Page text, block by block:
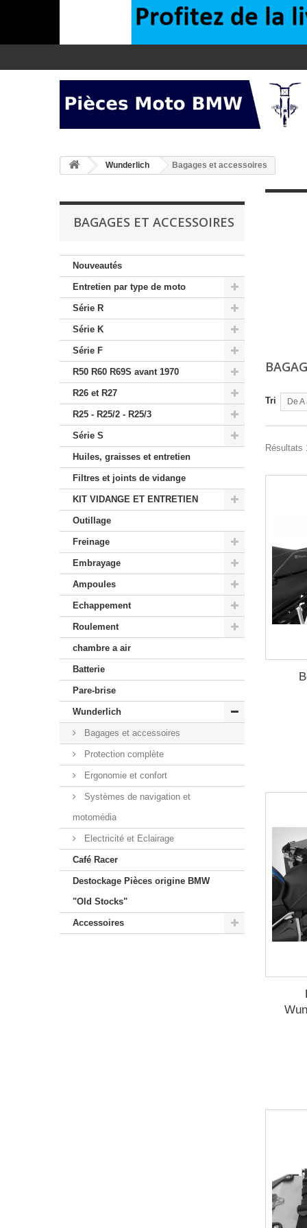
>Wunderlich Bagages et accessoires
BAGAGES ET ACCESSOIRES
Nouveautés
Entretien par type de moto
Série R
Série K
Série F
R50 R60 R69S avant 1970
R26 et R27
R25 - R25/2 - R25/3
Série S
Huiles, graisses et entretien
Filtres et joints de vidange
KIT VIDANGE ET ENTRETIEN
Outillage
Freinage
Embrayage
Ampoules
Echappement
Roulement
chambre a air
Batterie
Pare-brise
Wunderlich
Bagages et accessoires
Protection complète
Ergonomie et confort
Systèmes de navigation et
motomédia
Electricité et Eclairage
Café Racer
Destockage Pièces origine BMW
"Old Stocks"
Accessoires
Tri De A
Résultats